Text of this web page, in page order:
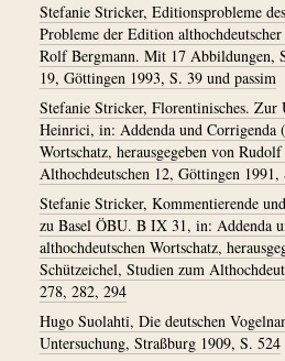
Stefanie Stricker, Editionsprobleme
Probleme der Edition
Rolf Bergmann. Mit 17 Abbildungen,
19, Göttingen 1993, S. 39 und passim
Stefanie Stricker, Florentinisches.
Heinrici, in: Addenda und Corrigenda
Wortschatz, herausgegeben von
Althochdeutschen 12, Göttingen
Stefanie Stricker, Kommentierende
zu Basel ÖBU. B IX 31, in: Addenda
althochdeutschen Wortschatz,
Schützeichel, Studien zum
278, 282, 294
Hugo Suolahti, Die deutschen
Untersuchung, Straßburg 1909, S. 524